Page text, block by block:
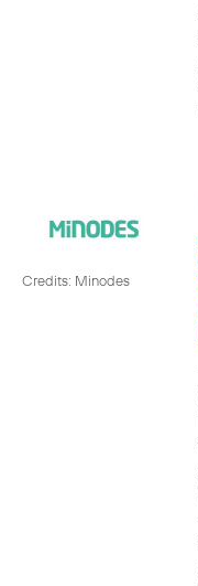
Credits: Minodes